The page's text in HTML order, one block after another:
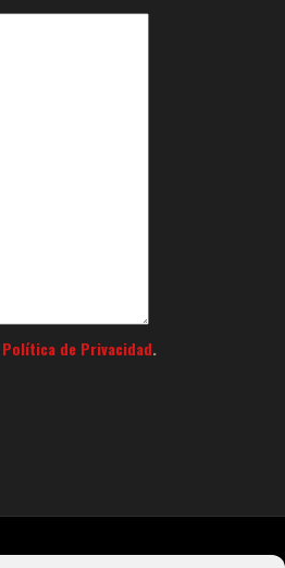
Política de Privacidad.